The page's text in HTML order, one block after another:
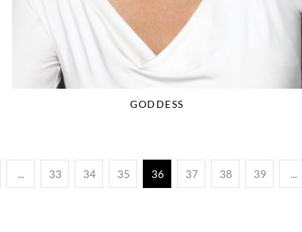
GODDESS
33 34 35 36 37 38 39